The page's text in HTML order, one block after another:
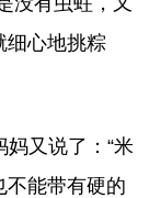
细心地挑粽
又说了：“米
不能带有硬的